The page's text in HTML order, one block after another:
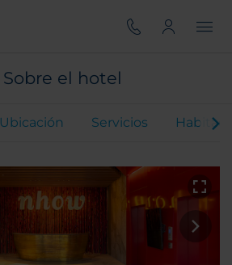
Sobre el hotel
Ubicación Servicios